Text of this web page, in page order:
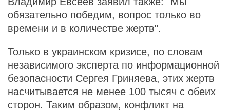
обязательно победим, вопрос только во
времени и в количестве жертв".
Только в украинском кризисе, по словам
независимого эксперта по информационной
безопасности Сергея Гриняева, этих жертв
насчитывается не менее 100 тысяч с обеих
сторон. Таким образом, конфликт на